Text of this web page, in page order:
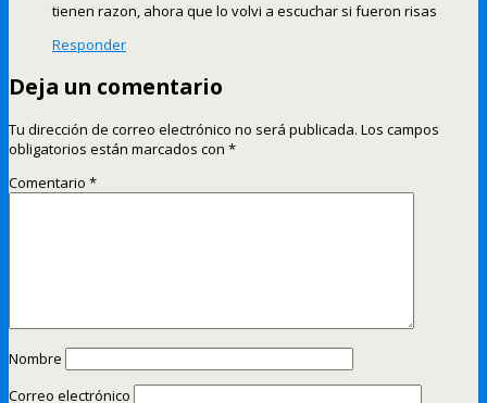
tienen razon, ahora que lo volvi a escuchar si fueron risas
Responder
Deja un comentario
Tu dirección de correo electrónico no será publicada. Los campos
obligatorios están marcados con *
Comentario *
Nombre
Correo electrónico